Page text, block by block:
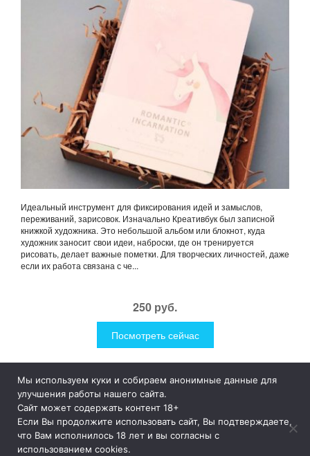
Идеальный инструмент для фиксирования идей и замыслов,
переживаний, зарисовок. Изначально Креативбук был записной
книжкой художника. Это небольшой альбом или блокнот, куда
художник заносит свои идеи, наброски, где он тренируется
рисовать, делает важные пометки. Для творческих личностей, даже
если их работа связана с че...
250 руб.
Посмотреть сейчас
1Like
© 20191Like– это необычные и прикольные подарки для
дома и улицы, интересная посуда, уникальные и необычные
гаджеты, причудливые дизайнерские разработки, а так же
Мы используем куки и собираем анонимные данные для
улучшения работы нашего сайта.
Сайт может содержать контент 18+
Если Вы продолжите использовать сайт, Вы подтверждаете,
что Вам исполнилось 18 лет и вы согласны с
использованием cookies.